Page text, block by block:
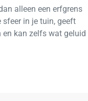
alleen een erfgrens
sfeer in je tuin, geeft
en kan zelfs wat geluid